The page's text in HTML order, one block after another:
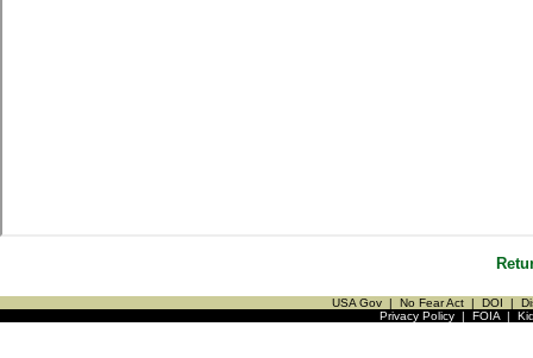
USA Gov | No Fear Act | DOI |
Privacy Policy| FOIA|